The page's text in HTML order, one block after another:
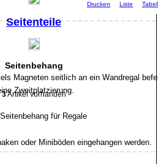
Seitenteile
Seitenbehang
3Artikel vorhanden
Drucken Liste
Magneten seitlich an ein Wandregal
Zweitplatzierung.
oder Miniböden eingehangen werden.